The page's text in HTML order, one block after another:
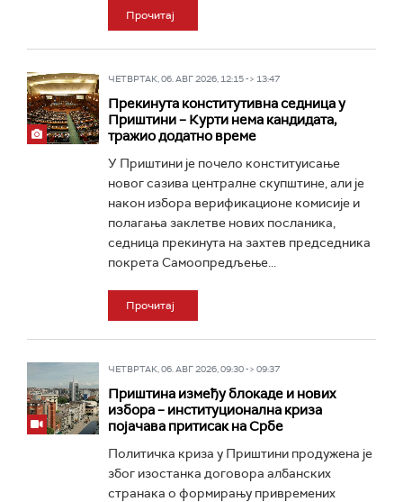
Прочитај
ЧЕТВРТАК, 06. АВГ 2026, 12:15 -> 13:47
Прекинута конститутивна седница у
Приштини – Курти нема кандидата,
тражио додатно време
У Приштини је почело конституисање
новог сазива централне скупштине, али је
након избора верификационе комисије и
полагања заклетве нових посланика,
седница прекинута на захтев председника
покрета Самоопредљење...
Прочитај
ЧЕТВРТАК, 06. АВГ 2026, 09:30 -> 09:37
Приштина између блокаде и нових
избора – институционална криза
појачава притисак на Србе
Политичка криза у Приштини продужена је
због изостанка договора албанских
странака о формирању привремених